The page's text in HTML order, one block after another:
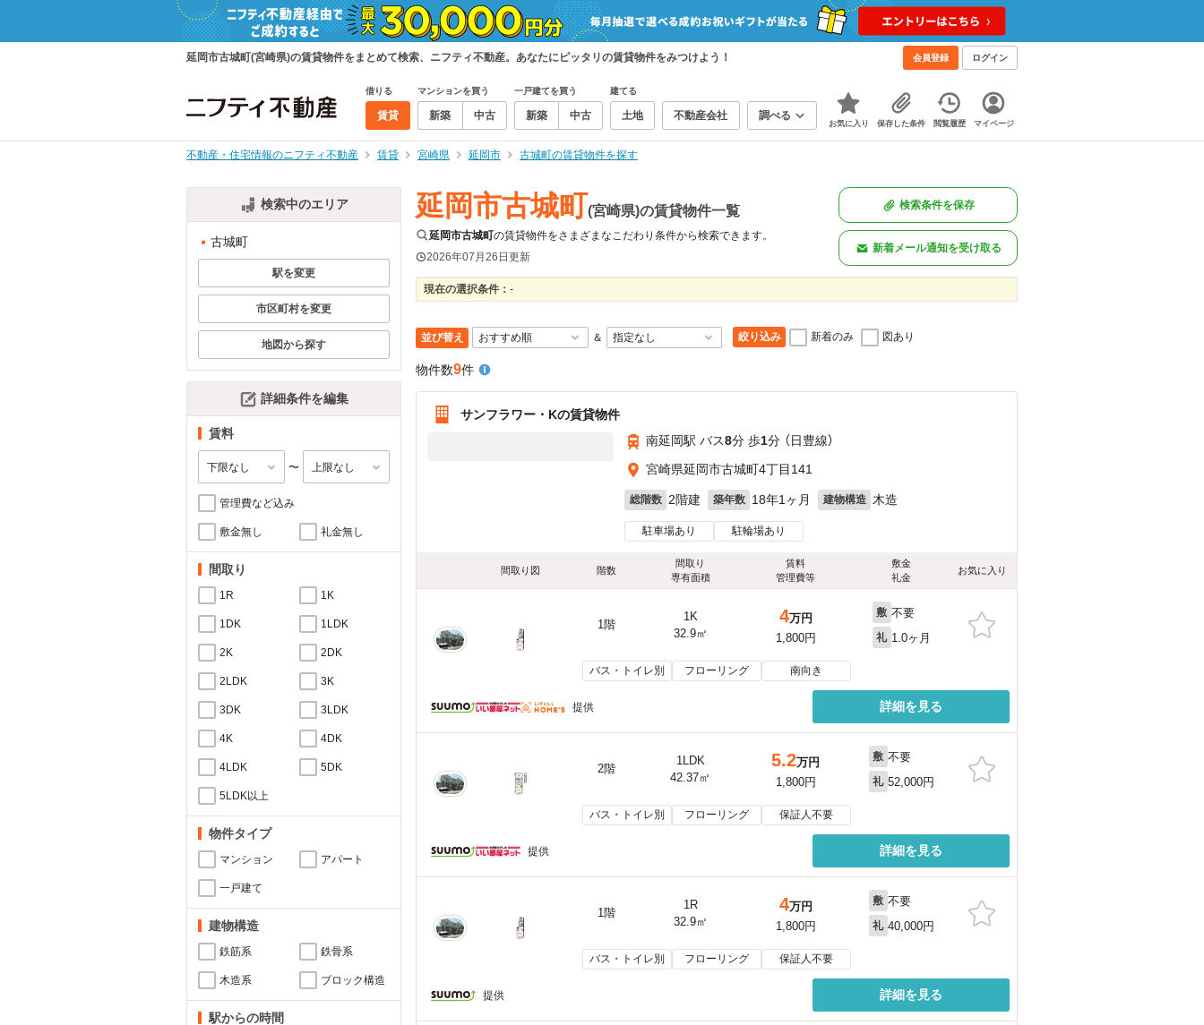
延岡市古城町(宮崎県)の賃貸物件をまとめて検索、ニフティ不動産。あなたにピッタリの賃貸物件をみつけよう！ 会員登録 ログイン
借りる
賃貸
マンションを買う
新築 中古
一戸建てを買う
新築 中古
建てる
土地 不動産会社 調べる
お気に入り 保存した条件 閲覧履歴 マイページ
不動産・住宅情報のニフティ不動産 賃貸 宮崎県 延岡市 古城町の賃貸物件を探す
検索中のエリア
古城町
駅を変更
市区町村を変更
地図から探す
詳細条件を編集
賃料
〜
管理費など込み
敷金無し 礼金無し
間取り
1R 1K
1DK 1LDK
2K 2DK
2LDK 3K
3DK 3LDK
4K 4DK
4LDK 5DK
5LDK以上
物件タイプ
マンション アパート
一戸建て
建物構造
鉄筋系 鉄骨系
木造系 ブロック構造
駅からの時間
延岡市古城町(宮崎県)の賃貸物件一覧
延岡市古城町の賃貸物件をさまざまなこだわり条件から検索できます。
2026年07月26日更新
検索条件を保存
新着メール通知を受け取る
現在の選択条件： -
並び替え ＆ 絞り込み 新着のみ 図あり
物件数9件
サンフラワー・Kの賃貸物件
南延岡駅 バス8分 歩1分 （日豊線）
宮崎県延岡市古城町4丁目141
総階数 2階建 築年数 18年1ヶ月 建物構造 木造
駐車場あり 駐輪場あり
間取り図 階数
間取り
専有面積
賃料
管理費等
敷金
礼金
お気に入り
1階
1K
32.9㎡
4万円
1,800円
敷 不要
礼 1.0ヶ月
バス・トイレ別 フローリング 南向き
提供 詳細を見る
2階
1LDK
42.37㎡
5.2万円
1,800円
敷 不要
礼 52,000円
バス・トイレ別 フローリング 保証人不要
提供 詳細を見る
1階
1R
32.9㎡
4万円
1,800円
敷 不要
礼 40,000円
バス・トイレ別 フローリング 保証人不要
提供 詳細を見る